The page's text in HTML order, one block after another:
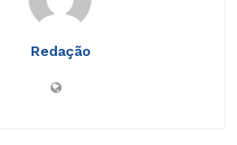
Redação